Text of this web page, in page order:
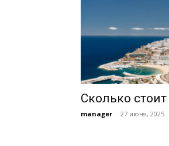
Сколько
manager - 27 июня, 2025